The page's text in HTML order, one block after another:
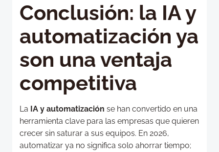
Conclusión: la IA y
automatización ya
son una ventaja
competitiva
La IA y automatización se han convertido en una
herramienta clave para las empresas que quieren
crecer sin saturar a sus equipos. En 2026,
automatizar ya no significa solo ahorrar tiempo;